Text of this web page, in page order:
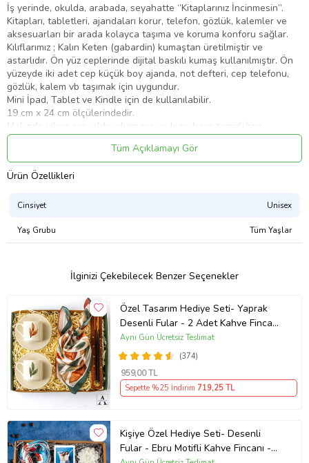
İş yerinde, okulda, arabada, seyahatte ‘’Kitaplarınız İncinmesin’’.
Kitapları, tabletleri, ajandaları korur, telefon, gözlük, kalemler ve
aksesuarları bir arada kolayca taşıma ve koruma konforu sağlar.
Kılıflarımız ; Kalın Keten (gabardin) kumaştan üretilmiştir ve
astarlıdır. Ön yüz ceplerinde dijital baskılı kumaş kullanılmıştır. Ön
yüzeyde iki adet cep küçük boy ajanda, not defteri, cep telefonu,
gözlük, kalem vb taşımak için uygundur.
Mini İpad, Tablet ve Kindle için de kullanılabilir.
19 cm x 24 cm ölçülerindedir.
Makinde yıkamaya ,elde yıkamaya ve kuru hava temizliğine
uygundur.
Doğal ahşap düğme kullanılmıştır
Ürünlerimiz unisekstir.
Bütün kargolarımız hediye paketi ile gönderilmektedir, gönül
Ürün Kodu:
Tüm Açıklamayı Gör
Ürün Özellikleri
Cinsiyet Unisex
Yaş Grubu Tüm Yaşlar
İlginizi Çekebilecek Benzer Seçenekler
Özel Tasarım Hediye Seti- Yaprak
Desenli Fular - 2 Adet Kahve Fincanı
- Ahşap Tütsülük - Tütsü - Özel
Tasarım Hediye Kutusu
(374)
Aynı Gün Ücretsiz Teslimat
959,00 TL
Sepette %25 İndirim 719,25 TL
Kişiye Özel Hediye Seti- Desenli
Fular - Ebru Motifli Kahve Fincanı -